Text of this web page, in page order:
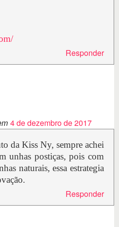
Responder
4 de dezembro de 2017
da Kiss Ny, sempre achei
unhas postiças, pois com
naturais, essa estrategia
Responder